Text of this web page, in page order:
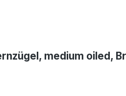
medium oiled,